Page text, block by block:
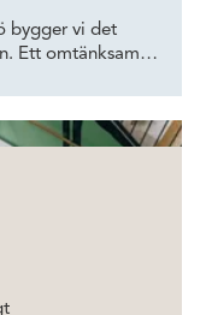
bygger vi det
Ett omtänksamt
och må bra. Eller